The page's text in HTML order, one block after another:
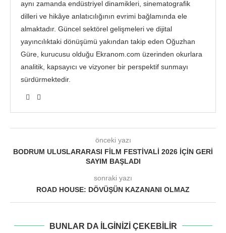
aynı zamanda endüstriyel dinamikleri, sinematografik
dilleri ve hikâye anlatıcılığının evrimi bağlamında ele
almaktadır. Güncel sektörel gelişmeleri ve dijital
yayıncılıktaki dönüşümü yakından takip eden Oğuzhan
Güre, kurucusu olduğu Ekranom.com üzerinden okurlara
analitik, kapsayıcı ve vizyoner bir perspektif sunmayı
sürdürmektedir.
önceki yazı
BODRUM ULUSLARARASI FILM FESTIVALI 2026 IÇIN GERI
SAYIM BAŞLADI
sonraki yazı
ROAD HOUSE: DÖVÜŞÜN KAZANANI OLMAZ
BUNLAR DA ILGINIZI ÇEKEBILIR